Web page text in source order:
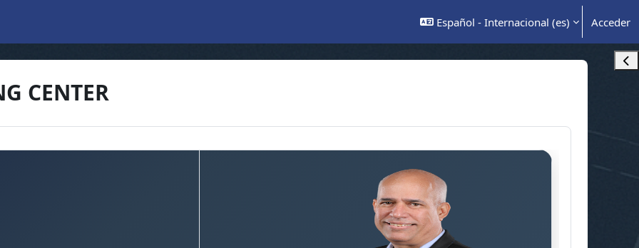
Español - Internacional ‎(es)‎ Acceder
CENTER